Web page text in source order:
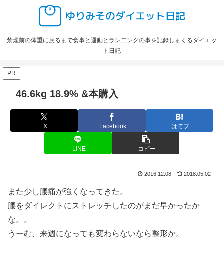
禁煙前の体重に戻るまで食事と運動とラン二ングの事を記録しまくるダイエッ
ト日記
PR
46.6kg 18.9% &本購入
X Facebook はてブ
LINE コピー
2016.12.08 2018.05.02
また少し腰痛が強くなってきた。
腰をダイレクトにストレッチしたのがまだ早かったか
な。。
うーむ、来週になっても変わらないなら整形か。